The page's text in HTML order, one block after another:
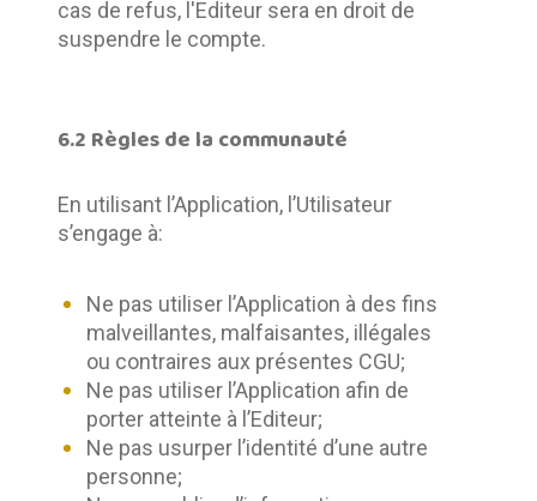
cas de refus, l'Editeur sera en droit de
suspendre le compte.
6.2 Règles de la communauté
En utilisant l’Application, l’Utilisateur
s’engage à:
Ne pas utiliser l’Application à des fins
malveillantes, malfaisantes, illégales
ou contraires aux présentes CGU;
Ne pas utiliser l’Application afin de
porter atteinte à l’Editeur;
Ne pas usurper l’identité d’une autre
personne;